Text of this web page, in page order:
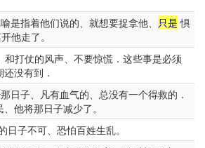
是指着他们说的、就想要捉拿他、 只是 惧
他走了。
和打仗的风声、不要惊慌．这些事是必须
还没有到．
日子、凡有血气的、总没有一个得救的．
他将那日子减少了。
日子不可、恐怕百姓生乱。